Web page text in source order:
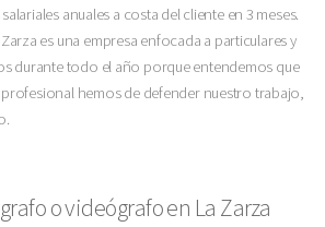
anuales a costa del cliente en 3 meses.
es una empresa enfocada a particulares y
durante todo el año porque entendemos que
hemos de defender nuestro trabajo,
o videógrafo en La Zarza